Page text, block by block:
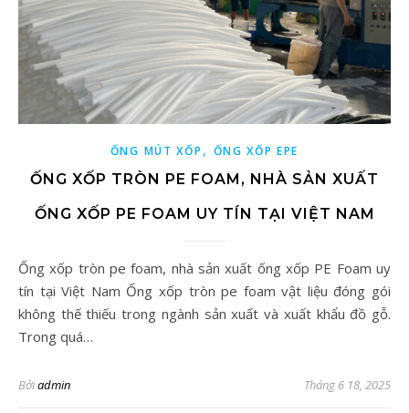
ỐNG MÚT XỐP , ỐNG XỐP EPE
ỐNG XỐP TRÒN PE FOAM, NHÀ SẢN XUẤT
ỐNG XỐP PE FOAM UY TÍN TẠI VIỆT NAM
Ống xốp tròn pe foam, nhà sản xuất ống xốp PE Foam uy
tín tại Việt Nam Ống xốp tròn pe foam vật liệu đóng gói
không thế thiếu trong ngành sản xuất và xuất khẩu đồ gỗ.
Trong quá…
Bởiadmin Tháng 6 18, 2025